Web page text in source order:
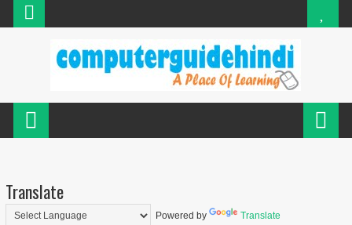
Translate
Powered by Translate